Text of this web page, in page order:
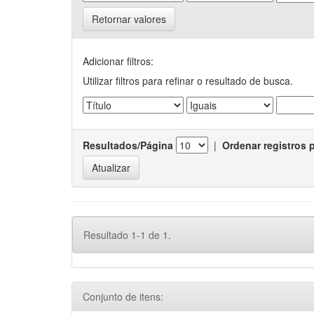
Retornar valores
Adicionar filtros:
Utilizar filtros para refinar o resultado de busca.
Resultados/Página | Ordenar registros
Resultado 1-1 de 1.
Conjunto de itens: